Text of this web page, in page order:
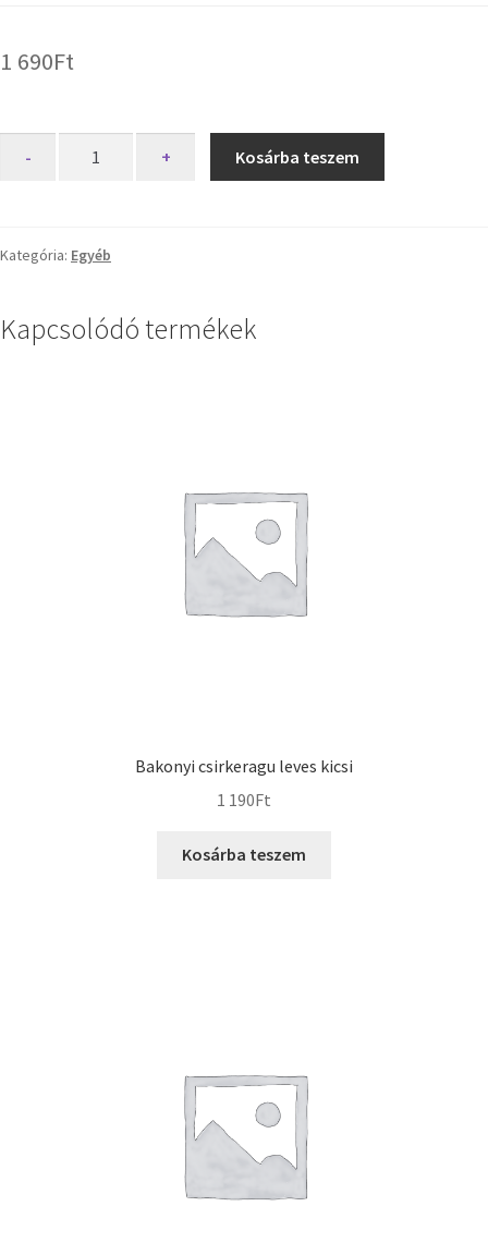
1 690Ft
- + Kosárba teszem
Kategória: Egyéb
Kapcsolódó termékek
Bakonyi csirkeragu leves kicsi
1 190Ft
Kosárba teszem